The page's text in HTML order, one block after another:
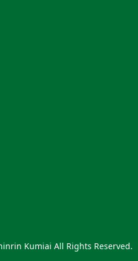
Kumiai All Rights Reserved.